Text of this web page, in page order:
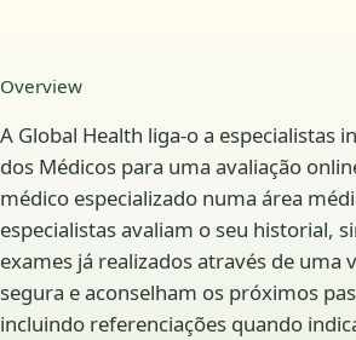
Overview
A Global Health liga-o a especialistas
dos Médicos para uma avaliação
médico especializado numa área
especialistas avaliam o seu historial,
exames já realizados através de uma
segura e aconselham os próximos
incluindo referenciações quando